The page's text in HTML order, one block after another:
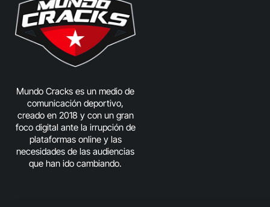
Mundo Cracks es un medio de
comunicación deportivo,
creado en 2018 y con un gran
foco digital ante la irrupción de
plataformas online y las
necesidades de las audiencias
que han ido cambiando.